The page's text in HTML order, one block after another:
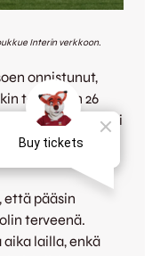
Interin verkkoon.
onnistunut,
tontillaan 26
mieliin painui
Interin
että pääsin
terveenä.
lailla, enkä